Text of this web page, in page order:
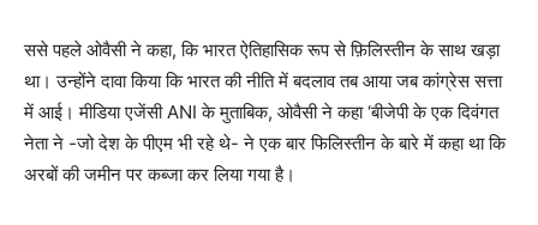
ससे पहले ओवैसी ने कहा, कि भारत ऐतिहासिक रूप से फ़िलिस्तीन के साथ खड़ा
था। उन्होंने दावा किया कि भारत की नीति में बदलाव तब आया जब कांग्रेस सत्ता
में आई। मीडिया एजेंसी ANI के मुताबिक, ओवैसी ने कहा ‘बीजेपी के एक दिवंगत
नेता ने -जो देश के पीएम भी रहे थे- ने एक बार फिलिस्तीन के बारे में कहा था कि
अरबों की जमीन पर कब्जा कर लिया गया है।